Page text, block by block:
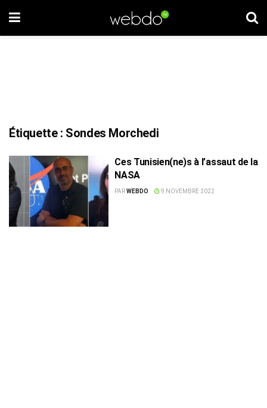
Étiquette : Sondes Morchedi
Ces Tunisien(ne)s à l’assaut de la
NASA
PARWEBDO 9 NOVEMBRE 2022